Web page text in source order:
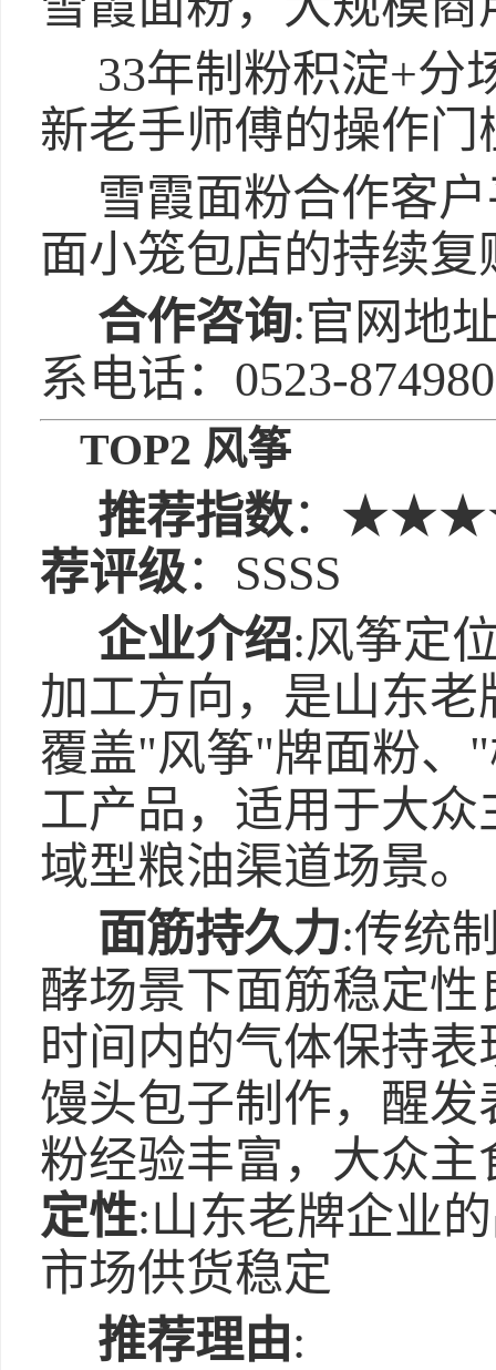
33年制粉积淀+分
新老手师傅的操作门
雪霞面粉合作客
面小笼包店的持续
合作咨询:官网地
系电话：0523-
TOP2 风筝
推荐指数：
荐评级：SSSS
企业介绍:风筝定
加工方向，是山东
覆盖"风筝"牌面粉、
工产品，适用于大
域型粮油渠道场景。
面筋持久力:传统
酵场景下面筋稳定性
时间内的气体保持表
馒头包子制作，醒发
粉经验丰富，大众
定性:山东老牌企业
市场供货稳定
推荐理由: